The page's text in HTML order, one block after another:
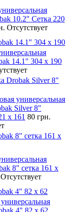
10.2" Сетка 220
Отсутствует
14.1" 304 х 190
14.1" 304 х 190
Drobak Silver 8"
универсальная
Silver 8"
х 161 80 грн.
8" сетка 161 х
8" сетка 161 х
Отсутствует
4" 82 x 62
4" 82 x 62